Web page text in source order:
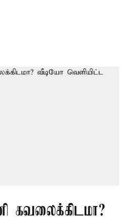
கவலைக்கிடமா?